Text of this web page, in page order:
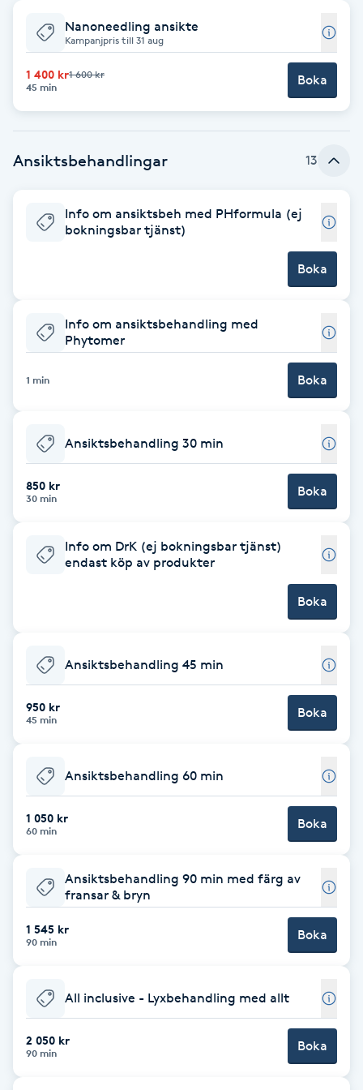
Babylights
Balayage
Barber
Barnklippning
Blowout
Bottenfärg
Brynfärgning
Brynplockning
Bröllopsuppsättning
Coachning
Color correction
Damklippning
Dermapen
Diamantslipning
Enzympeeling
Extensions
Extensions borttagning
Nanoneedling ansikte
Kampanjpris till 31 aug
1 400 kr1 600 kr
45 min
Boka
Ansiktsbehandlingar 13
Info om ansiktsbeh med PHformula (ej
bokningsbar tjänst)
Boka
Info om ansiktsbehandling med
Phytomer
1 min Boka
Ansiktsbehandling 30 min
850 kr
30 min Boka
Info om DrK (ej bokningsbar tjänst)
endast köp av produkter
Boka
Ansiktsbehandling 45 min
950 kr
45 min Boka
Ansiktsbehandling 60 min
1 050 kr
60 min Boka
Ansiktsbehandling 90 min med färg av
fransar & bryn
1 545 kr
90 min Boka
All inclusive - Lyxbehandling med allt
2 050 kr
90 min Boka